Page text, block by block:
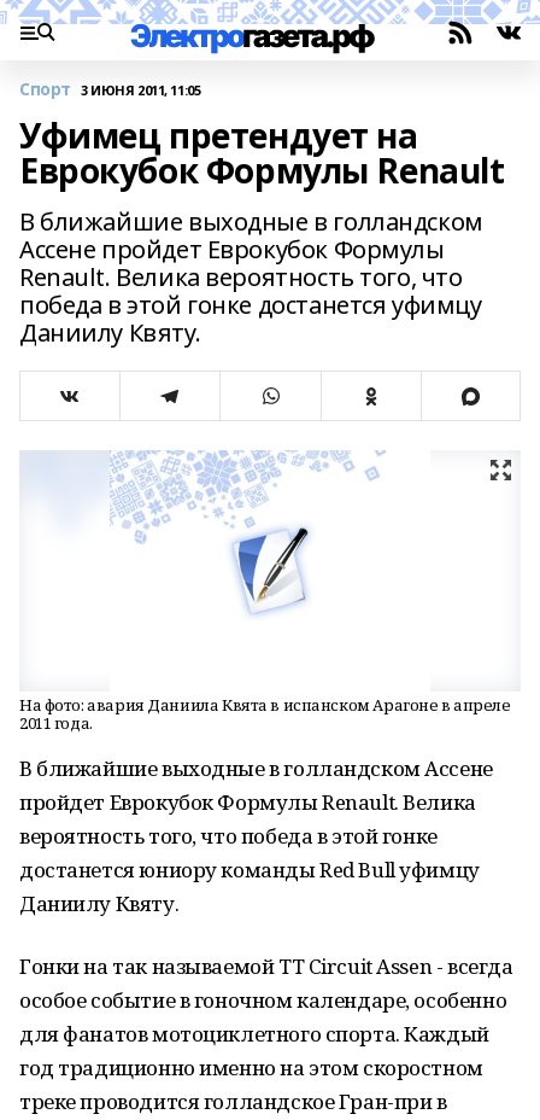
Спорт 3 ИЮНЯ 2011, 11:05
Уфимец претендует на
Еврокубок Формулы Renault
В ближайшие выходные в голландском
Ассене пройдет Еврокубок Формулы
Renault. Велика вероятность того, что
победа в этой гонке достанется уфимцу
Даниилу Квяту.
На фото: авария Даниила Квята в испанском Арагоне в апреле
2011 года.
В ближайшие выходные в голландском Ассене
пройдет Еврокубок Формулы Renault. Велика
вероятность того, что победа в этой гонке
достанется юниору команды Red Bull уфимцу
Даниилу Квяту.
Гонки на так называемой TT Circuit Assen - всегда
особое событие в гоночном календаре, особенно
для фанатов мотоциклетного спорта. Каждый
год традиционно именно на этом скоростном
треке проводится голландское Гран-при в